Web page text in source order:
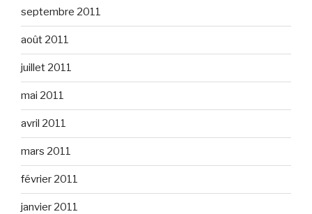
septembre 2011
août 2011
juillet 2011
mai 2011
avril 2011
mars 2011
février 2011
janvier 2011